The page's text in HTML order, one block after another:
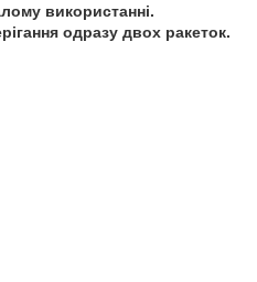
використанні.
одразу двох ракеток.